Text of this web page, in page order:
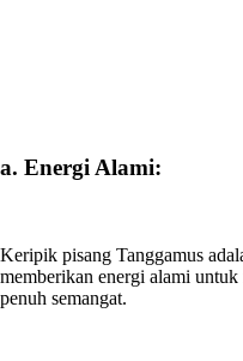
a. Energi Alami:
Keripik pisang Tanggamus
memberikan energi alami
penuh semangat.